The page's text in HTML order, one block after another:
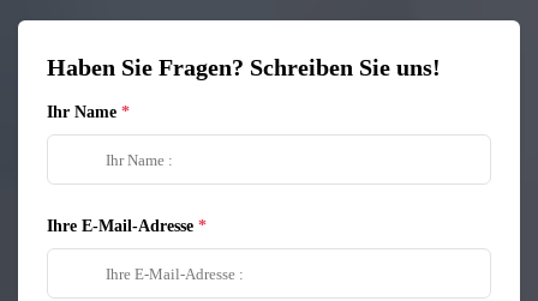
Haben Sie Fragen? Schreiben Sie uns!
Ihr Name
Ihre E-Mail-Adresse